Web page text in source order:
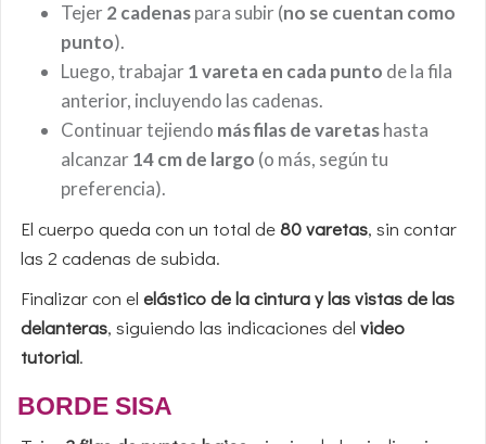
Tejer2 cadenaspara subir (no se cuentan como
punto).
Luego, trabajar1 vareta en cada punto de la fila
anterior, incluyendo las cadenas.
Continuar tejiendo más filas de varetashasta
alcanzar14 cm de largo (o más, según tu
preferencia).
El cuerpo queda con un total de80 varetas, sin contar
las 2 cadenas de subida.
Finalizar con el elástico de la cintura y las vistas de las
delanteras, siguiendo las indicaciones del video
tutorial.
BORDE SISA